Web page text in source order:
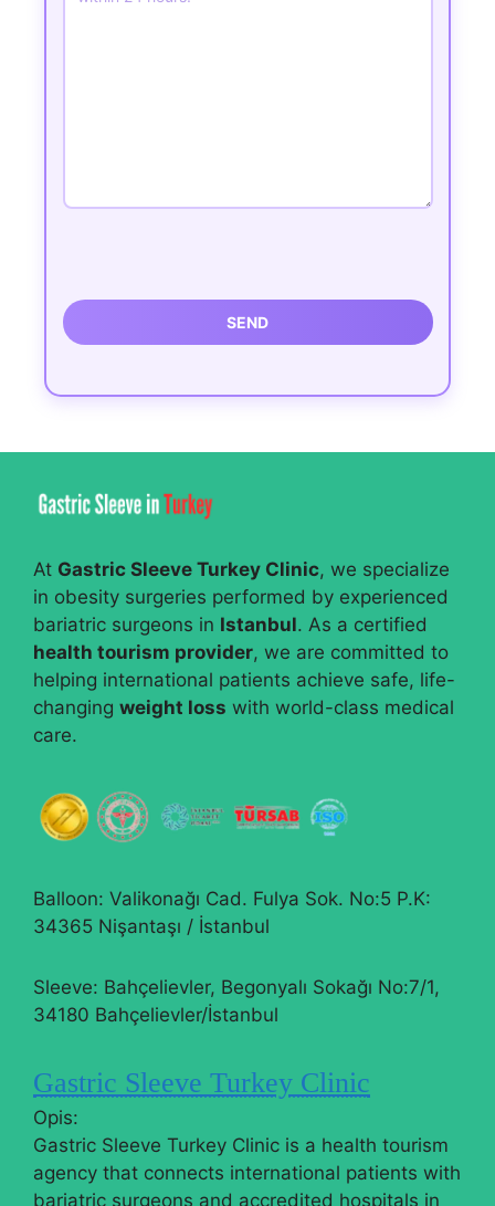
At Gastric Sleeve Turkey Clinic, we specialize
in obesity surgeries performed by experienced
bariatric surgeons in Istanbul. As a certified
health tourism provider, we are committed to
helping international patients achieve safe, life-
changing weight loss with world-class medical
care.
Balloon: Valikonağı Cad. Fulya Sok. No:5 P.K:
34365 Nişantaşı / İstanbul
Sleeve: Bahçelievler, Begonyalı Sokağı No:7/1,
34180 Bahçelievler/İstanbul
Gastric Sleeve Turkey Clinic
Opis:
Gastric Sleeve Turkey Clinic is a health tourism
agency that connects international patients with
bariatric surgeons and accredited hospitals in